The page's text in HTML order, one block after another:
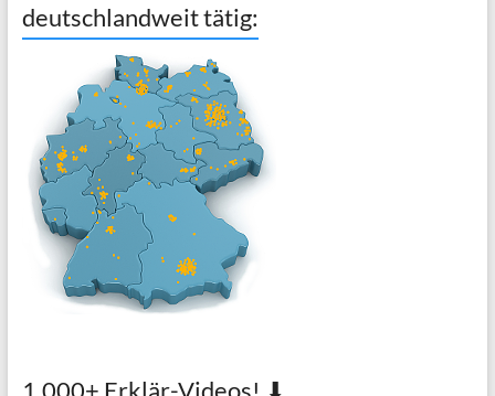
deutschlandweit tätig:
1.000+ Erklär-Videos! ⬇